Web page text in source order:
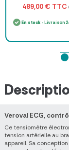
489,00 € TTC
En stock- Livraison
Veroval ECG,
Ce tensiomètre
tension artérielle au
appareil. Sa